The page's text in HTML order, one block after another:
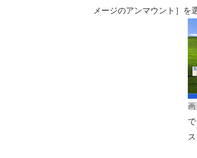
メージのアンマウント］を